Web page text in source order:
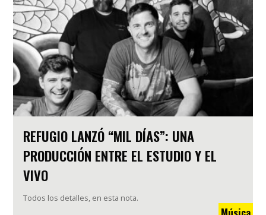
REFUGIO LANZÓ “MIL DÍAS”: UNA
PRODUCCIÓN ENTRE EL ESTUDIO Y EL
VIVO
Todos los detalles, en esta nota.